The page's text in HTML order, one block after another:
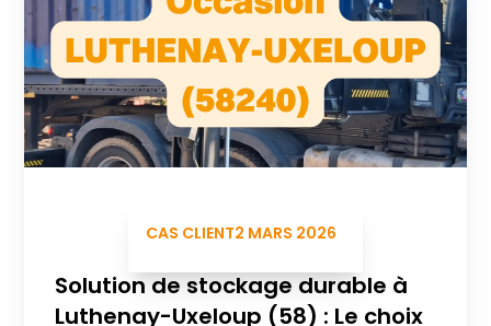
CAS CLIENT2 MARS 2026
Solution de stockage durable à
Luthenay-Uxeloup (58) : Le choix